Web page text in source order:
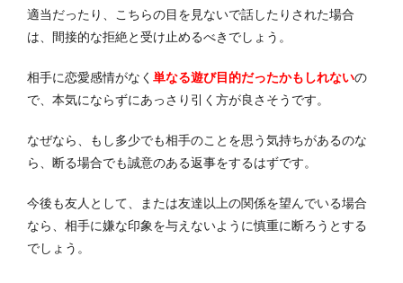
適当だったり、こちらの目を見ないで話したりされた場合
は、間接的な拒絶と受け止めるべきでしょう。
相手に恋愛感情がなく 単なる遊び目的だったかもしれないの
で、本気にならずにあっさり引く方が良さそうです。
なぜなら、もし多少でも相手のことを思う気持ちがあるのな
ら、断る場合でも誠意のある返事をするはずです。
今後も友人として、または友達以上の関係を望んでいる場合
なら、相手に嫌な印象を与えないように慎重に断ろうとする
でしょう。